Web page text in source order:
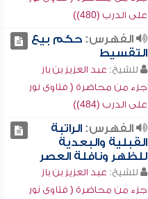
على الدرب (480))
الفهرس:حكم بيع
التقسيط
للشيخ: عبد العزيز بن باز
جزء من محاضرة ( فتاوى نور
على الدرب (484))
الفهرس:الراتبة
القبلية والبعدية
للظهر ونافلة العصر
للشيخ: عبد العزيز بن باز
جزء من محاضرة ( فتاوى نور